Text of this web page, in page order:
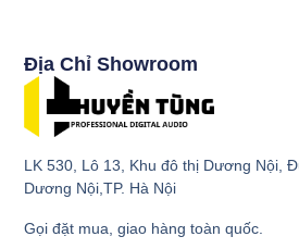
Địa Chỉ Showroom
LK 530, Lô 13, Khu đô thị Dương Nội,
Dương Nội,TP. Hà Nội
Gọi đặt mua, giao hàng toàn quốc.